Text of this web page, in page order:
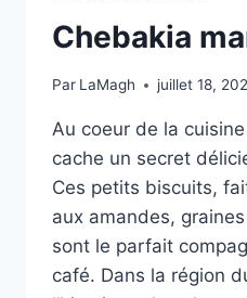
Chebakia
Par LaMagh juillet 18,
Au coeur de la
cache un secret
Ces petits biscuits,
aux amandes,
sont le parfait
café. Dans la région